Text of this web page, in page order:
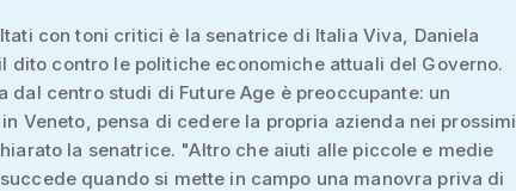
con toni critici è la senatrice di Italia Viva, Daniela
dito contro le politiche economiche attuali del Governo.
dal centro studi di Future Age è preoccupante: un
Veneto, pensa di cedere la propria azienda nei prossimi
la senatrice. "Altro che aiuti alle piccole e medie
quando si mette in campo una manovra priva di